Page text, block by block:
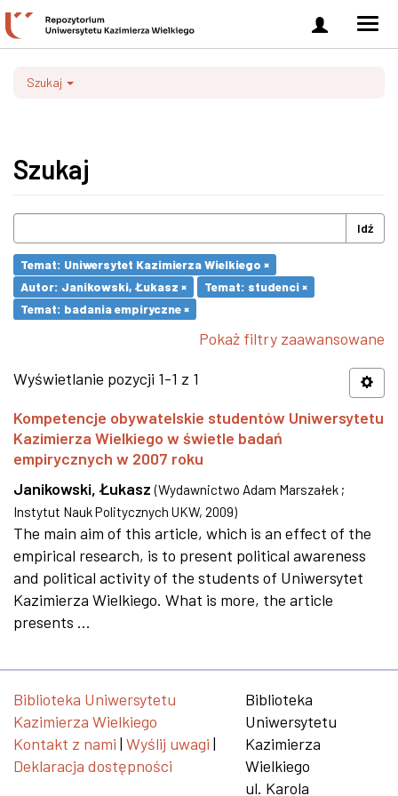
Zaloguj
się
Szukaj
Szukaj
Idź
Temat: Uniwersytet Kazimierza Wielkiego ×
Autor: Janikowski, Łukasz ×
Temat: studenci ×
Temat: badania empiryczne ×
Pokaż filtry zaawansowane
Wyświetlanie pozycji 1-1 z 1
Kompetencje obywatelskie studentów Uniwersytetu
Kazimierza Wielkiego w świetle badań
empirycznych w 2007 roku
Janikowski, Łukasz (Wydawnictwo Adam Marszałek ;
Instytut Nauk Politycznych UKW, 2009)
The main aim of this article, which is an effect of the
empirical research, is to present political awareness
and political activity of the students of Uniwersytet
Kazimierza Wielkiego. What is more, the article
presents ...
Biblioteka Uniwersytetu
Kazimierza Wielkiego
Kontakt z nami | Wyślij uwagi |
Deklaracja dostępności
Biblioteka
Uniwersytetu
Kazimierza
Wielkiego
ul. Karola